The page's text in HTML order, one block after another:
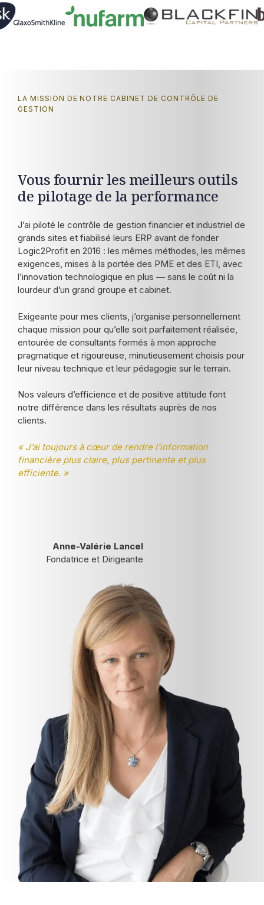
LA MISSION DE NOTRE CABINET DE CONTRÔLE DE
GESTION
Vous fournir les meilleurs outils
de pilotage de la performance
J’ai piloté le contrôle de gestion financier et industriel de
grands sites et fiabilisé leurs ERP avant de fonder
Logic2Profit en 2016 : les mêmes méthodes, les mêmes
exigences, mises à la portée des PME et des ETI, avec
l’innovation technologique en plus — sans le coût ni la
lourdeur d’un grand groupe et cabinet.
Exigeante pour mes clients, j’organise personnellement
chaque mission pour qu’elle soit parfaitement réalisée,
entourée de consultants formés à mon approche
pragmatique et rigoureuse, minutieusement choisis pour
leur niveau technique et leur pédagogie sur le terrain.
Nos valeurs d’efficience et de positive attitude font
notre différence dans les résultats auprès de nos
clients.
« J’ai toujours à cœur de rendre l’information
financière plus claire, plus pertinente et plus
efficiente. »
Anne-Valérie Lancel
Fondatrice et Dirigeante